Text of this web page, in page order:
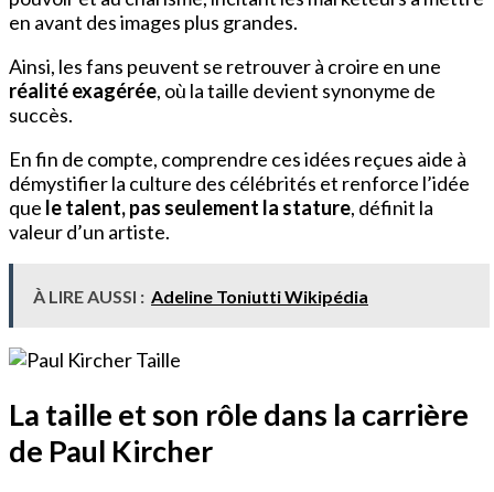
en avant des images plus grandes.
Ainsi, les fans peuvent se retrouver à croire en une
réalité exagérée, où la taille devient synonyme de
succès.
En fin de compte, comprendre ces idées reçues aide à
démystifier la culture des célébrités et renforce l’idée
que le talent, pas seulement la stature, définit la
valeur d’un artiste.
À LIRE AUSSI : Adeline Toniutti Wikipédia
La taille et son rôle dans la carrière
de Paul Kircher